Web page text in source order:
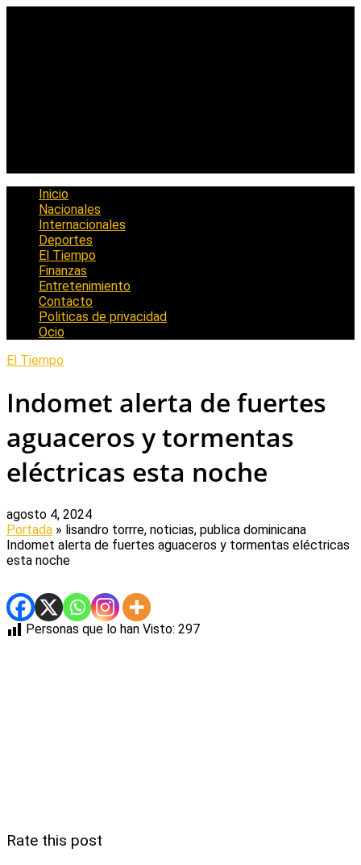
Inicio
Nacionales
Internacionales
Deportes
El Tiempo
Finanzas
Entretenimiento
Contacto
Politicas de privacidad
Ocio
El Tiempo
Indomet alerta de fuertes
aguaceros y tormentas
eléctricas esta noche
agosto 4, 2024
Portada » lisandro torrre, noticias, publica dominicana
Indomet alerta de fuertes aguaceros y tormentas eléctricas
esta noche
Personas que lo han Visto: 297
Rate this post